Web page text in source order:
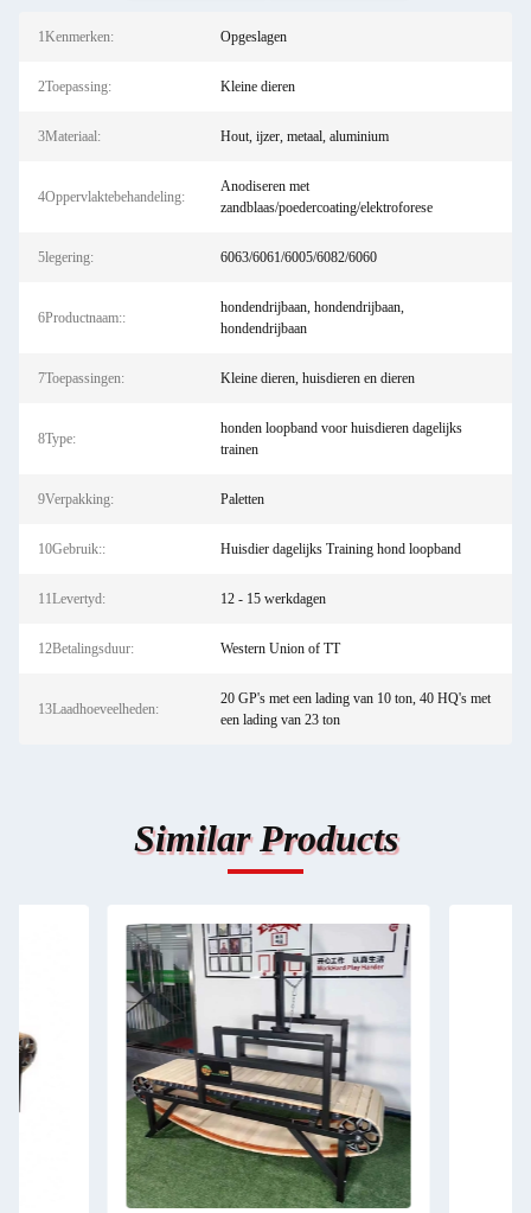
1Kenmerken: Opgeslagen
2Toepassing: Kleine dieren
3Materiaal: Hout, ijzer, metaal, aluminium
4Oppervlaktebehandeling:
Anodiseren met
zandblaas/poedercoating/elektroforese
5legering: 6063/6061/6005/6082/6060
6Productnaam::
hondendrijbaan, hondendrijbaan,
hondendrijbaan
7Toepassingen: Kleine dieren, huisdieren en dieren
8Type:
honden loopband voor huisdieren dagelijks
trainen
9Verpakking: Paletten
10Gebruik:: Huisdier dagelijks Training hond loopband
11Levertyd: 12 - 15 werkdagen
12Betalingsduur: Western Union of TT
13Laadhoeveelheden:
20 GP's met een lading van 10 ton, 40 HQ's met
een lading van 23 ton
Similar Products